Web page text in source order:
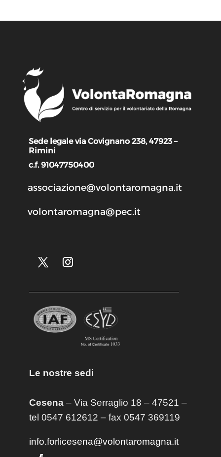
Sede legale via Covignano 238, 47923 –
Rimini
c.f. 91047750400
associazione@volontaromagna.it
volontaromagna@pec.it
Le nostre sedi
Cesena– Via Serraglio 18 – 47521 –
tel 0547 612612 – fax 0547 369119
info.forlicesena@volontaromagna.it